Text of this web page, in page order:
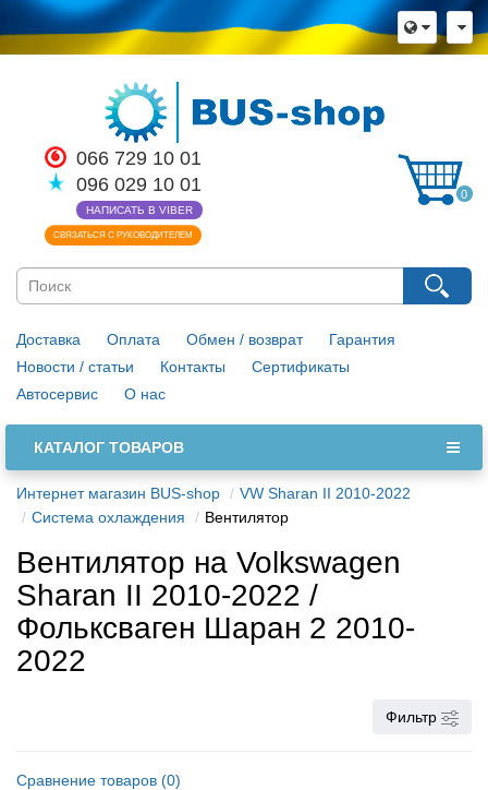
066 729 10 01
096 029 10 01
НАПИСАТЬ В VIBER
СВЯЗАТЬСЯ С РУКОВОДИТЕЛЕМ
0
Доставка Оплата Обмен / возврат
Гарантия
Новости / статьи
Контакты
Сертификаты
Автосервис
О нас
КАТАЛОГ ТОВАРОВ
Интернет магазин BUS-shop
VW Sharan II 2010-2022
Cистема охлаждения
Вентилятор
Вентилятор на Volkswagen
Sharan II 2010-2022 /
Фольксваген Шаран 2 2010-
2022
Фильтр
Сравнение товаров (0)